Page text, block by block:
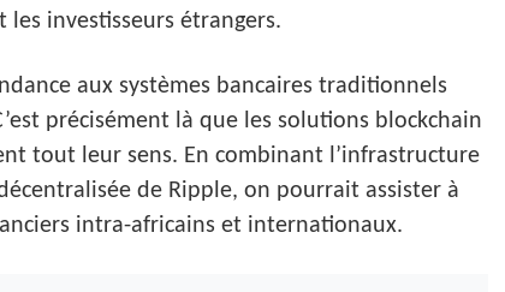
investisseurs étrangers.
aux systèmes bancaires traditionnels
précisément là que les solutions blockchain
tout leur sens. En combinant l’infrastructure
de Ripple, on pourrait assister à
intra-africains et internationaux.